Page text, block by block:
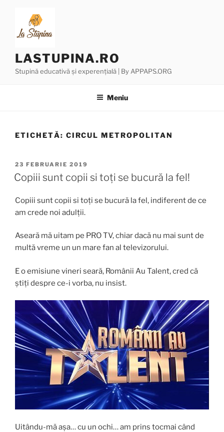
conținut
LASTUPINA.RO
Stupină educativă și experențială | By APPAPS.ORG
Meniu
ETICHETĂ: CIRCUL METROPOLITAN
PUBLICAT
PE
23 FEBRUARIE 2019
Copiii sunt copii si toți se bucură la fel!
Copiii sunt copii si toți se bucură la fel, indiferent de ce
am crede noi adulții.
Aseară mă uitam pe PRO TV, chiar dacă nu mai sunt de
multă vreme un un mare fan al televizorului.
E o emisiune vineri seară, Românii Au Talent, cred că
știți despre ce-i vorba, nu insist.
Uitându-mă așa… cu un ochi… am prins tocmai când